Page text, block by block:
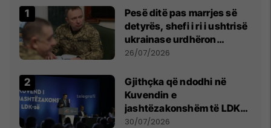
Pesë ditë pas marrjes së
detyrës, shefi i ri i ushtrisë
ukrainase urdhëron
kontroll të madh
26/07/2026
Gjithçka që ndodhi në
Kuvendin e
jashtëzakonshëm të LDK-
së
30/07/2026